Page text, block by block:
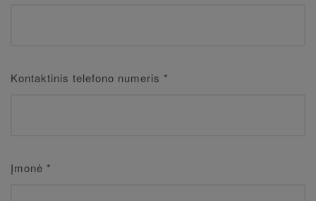
Kontaktinis telefono numeris *
Įmonė *